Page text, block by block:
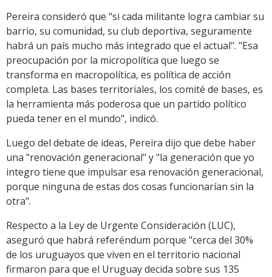
Pereira consideró que "si cada militante logra cambiar su
barrio, su comunidad, su club deportiva, seguramente
habrá un país mucho más integrado que el actual". "Esa
preocupación por la micropolítica que luego se
transforma en macropolítica, es política de acción
completa. Las bases territoriales, los comité de bases, es
la herramienta más poderosa que un partido político
pueda tener en el mundo", indicó.
Luego del debate de ideas, Pereira dijo que debe haber
una "renovación generacional" y "la generación que yo
integro tiene que impulsar esa renovación generacional,
porque ninguna de estas dos cosas funcionarían sin la
otra".
Respecto a la Ley de Urgente Consideración (LUC),
aseguró que habrá referéndum porque "cerca del 30%
de los uruguayos que viven en el territorio nacional
firmaron para que el Uruguay decida sobre sus 135